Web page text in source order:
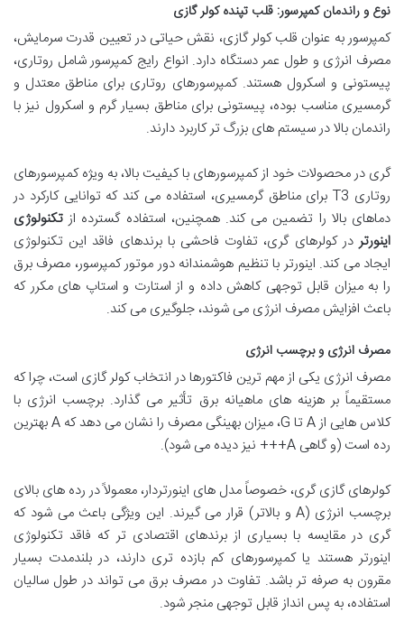
نوع و راندمان کمپرسور: قلب تپنده کولر گازی
کمپرسور به عنوان قلب کولر گازی، نقش حیاتی در تعیین قدرت سرمایش،
مصرف انرژی و طول عمر دستگاه دارد. انواع رایج کمپرسور شامل روتاری،
پیستونی و اسکرول هستند. کمپرسورهای روتاری برای مناطق معتدل و
گرمسیری مناسب بوده، پیستونی برای مناطق بسیار گرم و اسکرول نیز با
راندمان بالا در سیستم های بزرگ تر کاربرد دارند.
گری در محصولات خود از کمپرسورهای با کیفیت بالا، به ویژه کمپرسورهای
روتاری T3 برای مناطق گرمسیری، استفاده می کند که توانایی کارکرد در
دماهای بالا را تضمین می کند. همچنین، استفاده گسترده از تکنولوژی
اینورتردر کولرهای گری، تفاوت فاحشی با برندهای فاقد این تکنولوژی
ایجاد می کند. اینورتر با تنظیم هوشمندانه دور موتور کمپرسور، مصرف برق
را به میزان قابل توجهی کاهش داده و از استارت و استاپ های مکرر که
باعث افزایش مصرف انرژی می شوند، جلوگیری می کند.
مصرف انرژی و برچسب انرژی
مصرف انرژی یکی از مهم ترین فاکتورها در انتخاب کولر گازی است، چرا که
مستقیماً بر هزینه های ماهیانه برق تأثیر می گذارد. برچسب انرژی با
کلاس هایی از A تا G، میزان بهینگی مصرف را نشان می دهد که A بهترین
رده است (و گاهی A+++ نیز دیده می شود).
کولرهای گازی گری، خصوصاً مدل های اینورتردار، معمولاً در رده های بالای
برچسب انرژی (A و بالاتر) قرار می گیرند. این ویژگی باعث می شود که
گری در مقایسه با بسیاری از برندهای اقتصادی تر که فاقد تکنولوژی
اینورتر هستند یا کمپرسورهای کم بازده تری دارند، در بلندمدت بسیار
مقرون به صرفه تر باشد. تفاوت در مصرف برق می تواند در طول سالیان
استفاده، به پس انداز قابل توجهی منجر شود.